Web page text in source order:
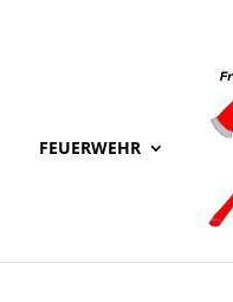
FEUERWEHR